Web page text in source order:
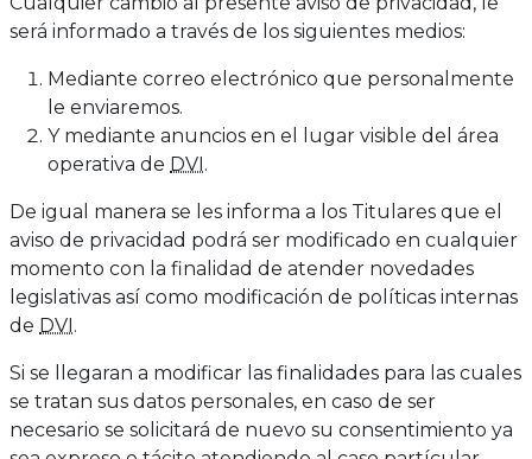
será informado a través de los siguientes medios:
Mediante correo electrónico que personalmente
le enviaremos.
Y mediante anuncios en el lugar visible del área
operativa de DVI .
De igual manera se les informa a los Titulares que el
aviso de privacidad podrá ser modificado en cualquier
momento con la finalidad de atender novedades
legislativas así como modificación de políticas internas
de DVI .
Si se llegaran a modificar las finalidades para las cuales
se tratan sus datos personales, en caso de ser
necesario se solicitará de nuevo su consentimiento ya